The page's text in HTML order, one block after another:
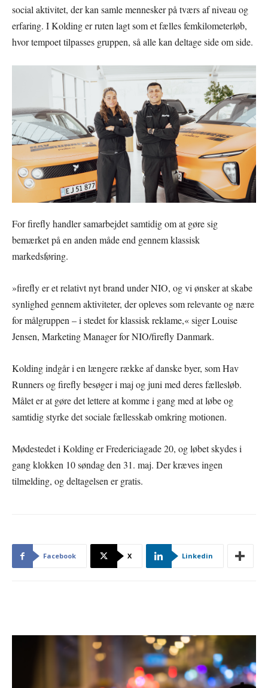
social aktivitet, der kan samle mennesker på tværs af niveau og
erfaring. I Kolding er ruten lagt som et fælles femkilometerløb,
hvor tempoet tilpasses gruppen, så alle kan deltage side om side.
For firefly handler samarbejdet samtidig om at gøre sig
bemærket på en anden måde end gennem klassisk
markedsføring.
»firefly er et relativt nyt brand under NIO, og vi ønsker at skabe
synlighed gennem aktiviteter, der opleves som relevante og nære
for målgruppen – i stedet for klassisk reklame,« siger Louise
Jensen, Marketing Manager for NIO/firefly Danmark.
Kolding indgår i en længere række af danske byer, som Hav
Runners og firefly besøger i maj og juni med deres fællesløb.
Målet er at gøre det lettere at komme i gang med at løbe og
samtidig styrke det sociale fællesskab omkring motionen.
Mødestedet i Kolding er Fredericiagade 20, og løbet skydes i
gang klokken 10 søndag den 31. maj. Der kræves ingen
tilmelding, og deltagelsen er gratis.
Facebook X Linkedin